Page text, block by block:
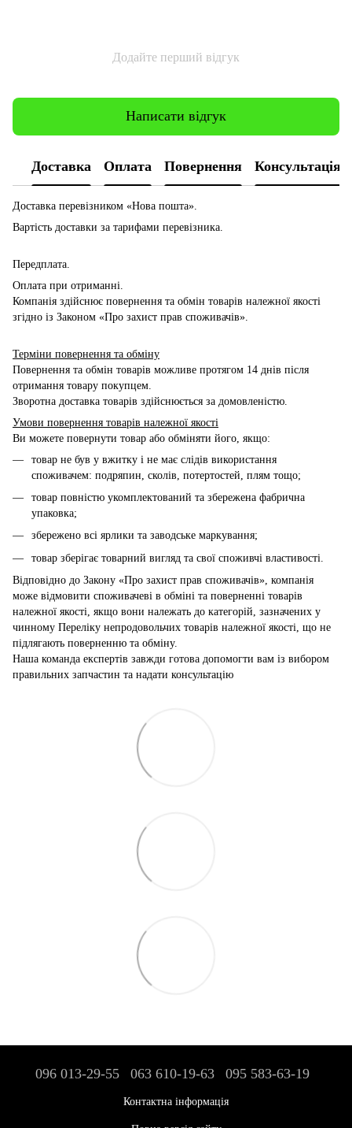
Додайте перший відгук
Написати відгук
Доставка Оплата Повернення Консультація
Доставка перевізником «Нова пошта».
Вартість доставки за тарифами перевізника.
Передплата.
Оплата при отриманні.
Компанія здійснює повернення та обмін товарів належної якості
згідно із Законом «Про захист прав споживачів».
Терміни повернення та обміну
Повернення та обмін товарів можливе протягом 14 днів після
отримання товару покупцем.
Зворотна доставка товарів здійснюється за домовленістю.
Умови повернення товарів належної якості
Ви можете повернути товар або обміняти його, якщо:
товар не був у вжитку і не має слідів використання
споживачем: подряпин, сколів, потертостей, плям тощо;
товар повністю укомплектований та збережена фабрична
упаковка;
збережено всі ярлики та заводське маркування;
товар зберігає товарний вигляд та свої споживчі властивості.
Відповідно до Закону «Про захист прав споживачів», компанія
може відмовити споживачеві в обміні та поверненні товарів
належної якості, якщо вони належать до категорій, зазначених у
чинному Переліку непродовольчих товарів належної якості, що не
підлягають поверненню та обміну.
Наша команда експертів завжди готова допомогти вам із вибором
правильних запчастин та надати консультацію
096 013-29-55 063 610-19-63 095 583-63-19
Контактна інформація